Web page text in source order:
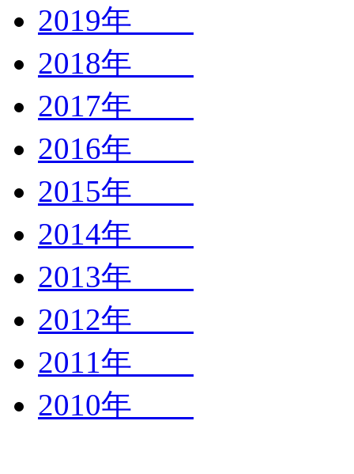
2019年
2018年
2017年
2016年
2015年
2014年
2013年
2012年
2011年
2010年